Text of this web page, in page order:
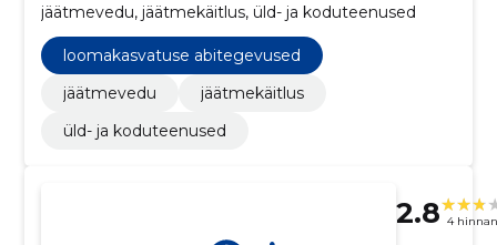
jäätmevedu, jäätmekäitlus, üld- ja koduteenused
loomakasvatuse abitegevused
jäätmevedu
jäätmekäitlus
üld- ja koduteenused
2.8 4